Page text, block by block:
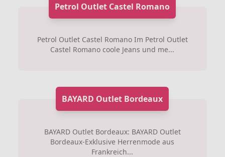
Petrol Outlet Castel Romano
Petrol Outlet Castel Romano Im Petrol Outlet
Castel Romano coole Jeans und me...
BAYARD Outlet Bordeaux
BAYARD Outlet Bordeaux: BAYARD Outlet
Bordeaux-Exklusive Herrenmode aus
Frankreich...